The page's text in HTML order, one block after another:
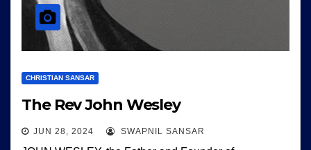
CHRISTIAN SANSAR
The Rev John Wesley
JUN 28, 2024 SWAPNIL SANSAR